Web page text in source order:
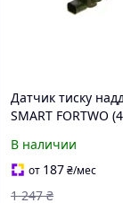
Датчик тиску
SMART FORTWO
CLASS (W203,
CLASS (W211,
0261230191
В наличии
от 187₴/мес
1 247 ₴